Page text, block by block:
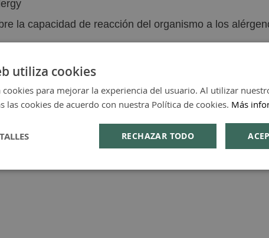
la capacidad de reacción del organismo a los
utiliza cookies
cookies para mejorar la experiencia del usuario. Al utilizar
las cookies de acuerdo con nuestra Política de cookies. Más
RECHAZAR TODO